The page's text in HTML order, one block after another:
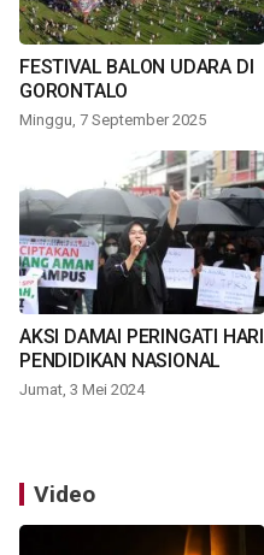
FESTIVAL BALON UDARA DI
GORONTALO
Minggu, 7 September 2025
AKSI DAMAI PERINGATI HARI
PENDIDIKAN NASIONAL
Jumat, 3 Mei 2024
Video